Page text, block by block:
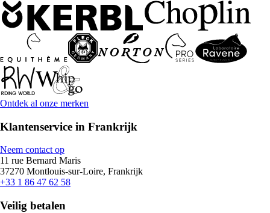
Ontdek al onze merken
Klantenservice in Frankrijk
Neem contact op
11 rue Bernard Maris
37270 Montlouis-sur-Loire, Frankrijk
+33 1 86 47 62 58
Veilig betalen